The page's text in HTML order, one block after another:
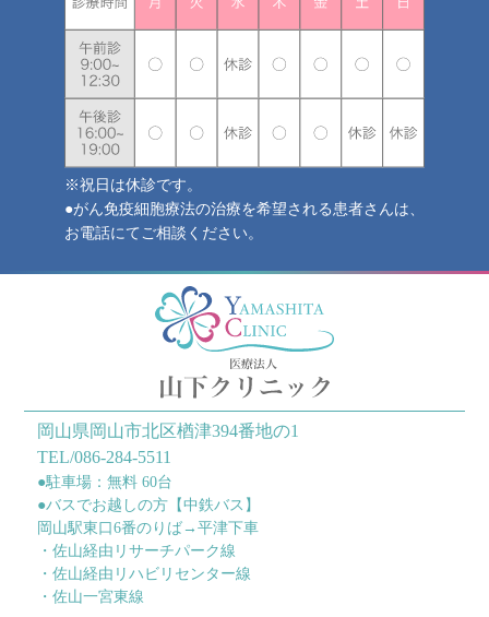
※祝日は休診です。
●がん免疫細胞療法の治療を希望される患者さんは、
お電話にてご相談ください。
岡山県岡山市北区楢津394番地の1
TEL/086-284-5511
●駐車場：無料 60台
●バスでお越しの方【中鉄バス】
岡山駅東口6番のりば→平津下車
・佐山経由リサーチパーク線
・佐山経由リハビリセンター線
・佐山一宮東線